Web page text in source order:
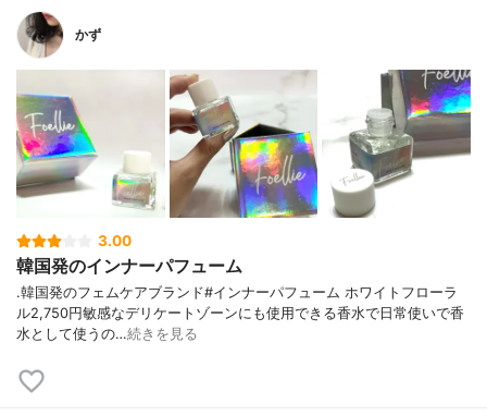
かず
3.00
韓国発のインナーパフューム
.⁡⁡⁡韓国発のフェムケアブランド#インナーパフューム ホワイトフローラ
ル2,750円⁡⁡⁡敏感なデリケートゾーンにも使用できる香水で日常使いで香
水として使うの…続きを見る